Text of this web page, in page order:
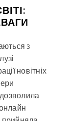
з
новітніх